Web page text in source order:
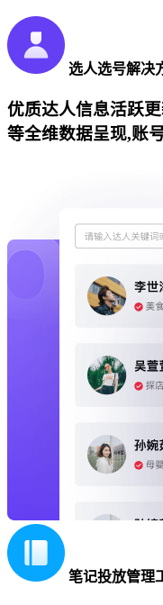
选人选号解决
优质达人信息活跃
等全维数据呈现,账
笔记投放管理